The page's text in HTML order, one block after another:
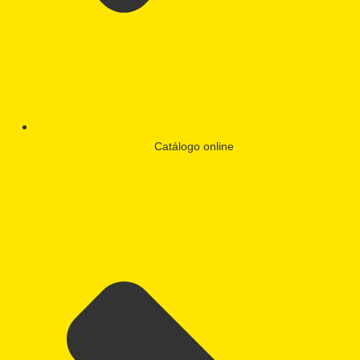
Catálogo online